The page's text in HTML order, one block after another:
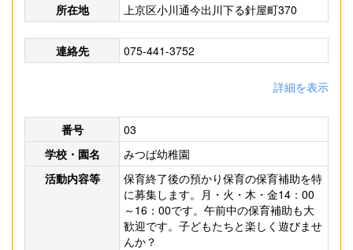
所在地 上京区小川通今出川下る針屋町370
連絡先 075-441-3752
詳細を表示
番号
03
学校・園名
みつば幼稚園
活動内容等
保育終了後の預かり保育の保育補助を特
に募集します。月・火・木・金14：00
～16：00です。午前中の保育補助も大
歓迎です。子どもたちと楽しく遊びませ
んか？